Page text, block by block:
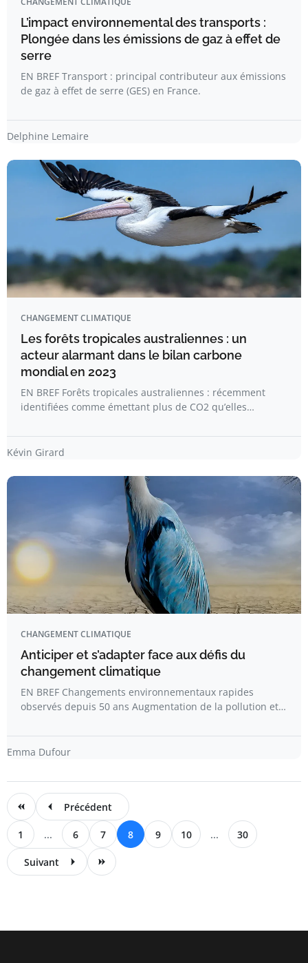
L’impact environnemental des transports :
Plongée dans les émissions de gaz à effet de
serre
EN BREF Transport : principal contributeur aux émissions
de gaz à effet de serre (GES) en France.
Delphine Lemaire
CHANGEMENT CLIMATIQUE
Les forêts tropicales australiennes : un
acteur alarmant dans le bilan carbone
mondial en 2023
EN BREF Forêts tropicales australiennes : récemment
identifiées comme émettant plus de CO2 qu’elles…
Kévin Girard
CHANGEMENT CLIMATIQUE
Anticiper et s’adapter face aux défis du
changement climatique
EN BREF Changements environnementaux rapides
observés depuis 50 ans Augmentation de la pollution et…
Emma Dufour
Précédent
1 ... 6 7 8 9 10 ... 30
Suivant